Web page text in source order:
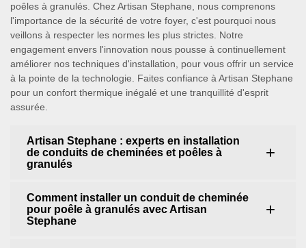
poêles à granulés. Chez Artisan Stephane, nous comprenons
l'importance de la sécurité de votre foyer, c'est pourquoi nous
veillons à respecter les normes les plus strictes. Notre
engagement envers l'innovation nous pousse à continuellement
améliorer nos techniques d'installation, pour vous offrir un service
à la pointe de la technologie. Faites confiance à Artisan Stephane
pour un confort thermique inégalé et une tranquillité d'esprit
assurée.
Artisan Stephane : experts en installation
de conduits de cheminées et poêles à
granulés
Comment installer un conduit de cheminée
pour poêle à granulés avec Artisan
Stephane